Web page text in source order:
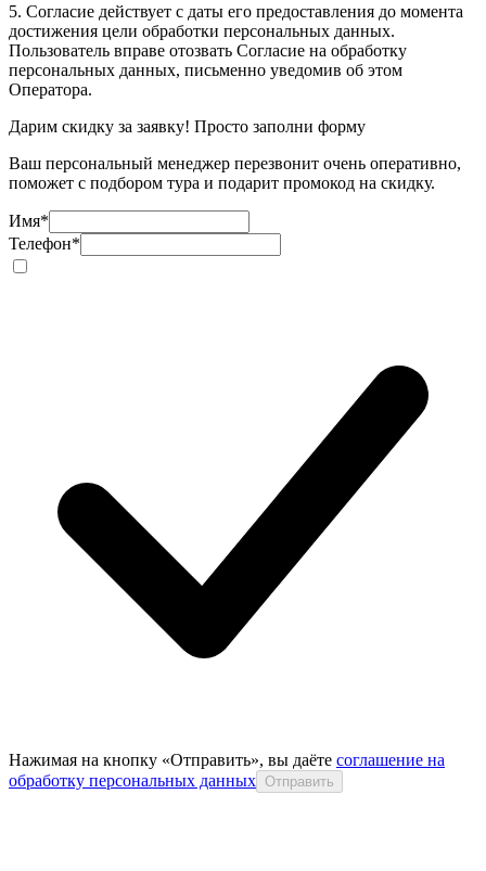
5. Согласие действует с даты его предоставления до момента
достижения цели обработки персональных данных.
Пользователь вправе отозвать Согласие на обработку
персональных данных, письменно уведомив об этом
Оператора.
Дарим скидку за заявку! Просто заполни форму
Ваш персональный менеджер перезвонит очень оперативно,
поможет с подбором тура и подарит промокод на скидку.
Имя*
Телефон*
Нажимая на кнопку «Отправить», вы даёте соглашение на
обработку персональных данных Отправить